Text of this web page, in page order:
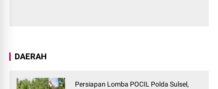
DAERAH
Persiapan Lomba POCIL Polda Sulsel,